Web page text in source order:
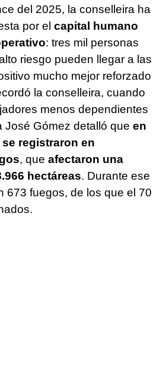
del 2025, la conselleira ha
por el capital humano
: tres mil personas
riesgo pueden llegar a las
mucho mejor reforzado
la conselleira, cuando
menos dependientes
José Gómez detalló que en
se registraron en
, que afectaron una
hectáreas. Durante ese
673 fuegos, de los que el 70